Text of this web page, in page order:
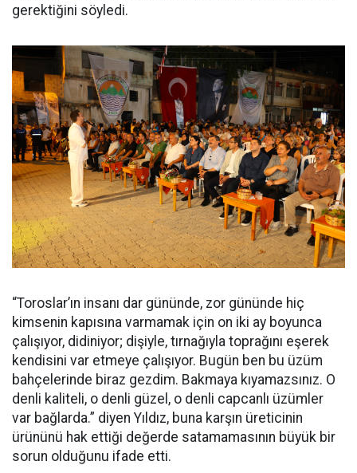
gerektiğini söyledi.
“Toroslar’ın insanı dar gününde, zor gününde hiç
kimsenin kapısına varmamak için on iki ay boyunca
çalışıyor, didiniyor; dişiyle, tırnağıyla toprağını eşerek
kendisini var etmeye çalışıyor. Bugün ben bu üzüm
bahçelerinde biraz gezdim. Bakmaya kıyamazsınız. O
denli kaliteli, o denli güzel, o denli capcanlı üzümler
var bağlarda.” diyen Yıldız, buna karşın üreticinin
ürününü hak ettiği değerde satamamasının büyük bir
sorun olduğunu ifade etti.